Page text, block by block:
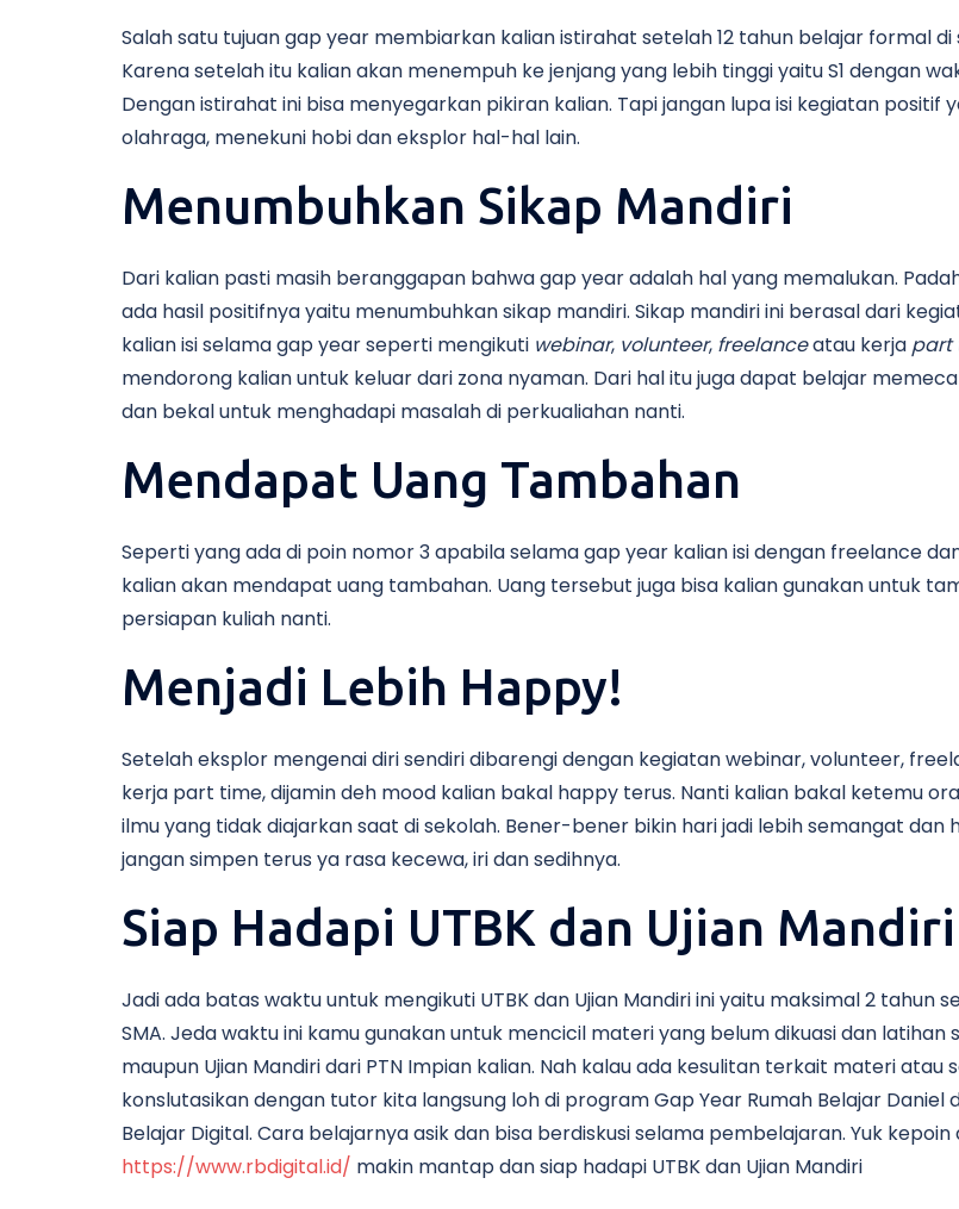
Salah satu tujuan gap year membiarkan kalian istirahat setelah 12 tahun belajar formal di
Karena setelah itu kalian akan menempuh ke jenjang yang lebih tinggi yaitu S1 dengan
Dengan istirahat ini bisa menyegarkan pikiran kalian. Tapi jangan lupa isi kegiatan positif
olahraga, menekuni hobi dan eksplor hal-hal lain.
Menumbuhkan Sikap Mandiri
Dari kalian pasti masih beranggapan bahwa gap year adalah hal yang memalukan.
ada hasil positifnya yaitu menumbuhkan sikap mandiri. Sikap mandiri ini berasal dari
kalian isi selama gap year seperti mengikuti webinar, volunteer, freelanceatau kerja part
mendorong kalian untuk keluar dari zona nyaman. Dari hal itu juga dapat belajar
dan bekal untuk menghadapi masalah di perkualiahan nanti.
Mendapat Uang Tambahan
Seperti yang ada di poin nomor 3 apabila selama gap year kalian isi dengan freelance
kalian akan mendapat uang tambahan. Uang tersebut juga bisa kalian gunakan untuk
persiapan kuliah nanti.
Menjadi Lebih Happy!
Setelah eksplor mengenai diri sendiri dibarengi dengan kegiatan webinar, volunteer,
kerja part time, dijamin deh mood kalian bakal happy terus. Nanti kalian bakal ketemu
ilmu yang tidak diajarkan saat di sekolah. Bener-bener bikin hari jadi lebih semangat dan
jangan simpen terus ya rasa kecewa, iri dan sedihnya.
Siap Hadapi UTBK dan Ujian Mandiri
Jadi ada batas waktu untuk mengikuti UTBK dan Ujian Mandiri ini yaitu maksimal 2 tahun
SMA. Jeda waktu ini kamu gunakan untuk mencicil materi yang belum dikuasi dan latihan
maupun Ujian Mandiri dari PTN Impian kalian. Nah kalau ada kesulitan terkait materi atau
konslutasikan dengan tutor kita langsung loh di program Gap Year Rumah Belajar Daniel
Belajar Digital. Cara belajarnya asik dan bisa berdiskusi selama pembelajaran. Yuk kepoin
https://www.rbdigital.id/ makin mantap dan siap hadapi UTBK dan Ujian Mandiri